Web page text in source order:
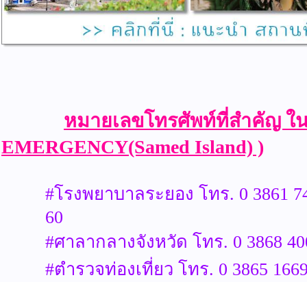
หมายเลขโทรศัพท์ที่สำคัญ ในร
EMERGENCY(Samed Island) )
#โรงพยาบาลระยอง โทร. 0 3861
60
#ศาลากลางจังหวัด โทร. 0 3868
#ตำรวจท่องเที่ยว โทร. 0 3865